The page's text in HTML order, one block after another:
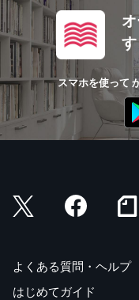
スマホを使って
よくある質問・ヘルプ
はじめてガイド